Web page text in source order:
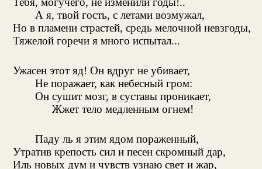
А я, твой гость, с летами возмужал,
Но в пламени страстей, средь мелочной невзгоды,
Тяжелой горечи я много испытал...
Ужасен этот яд! Он вдруг не убивает,
Не поражает, как небесный гром:
Он сушит мозг, в суставы проникает,
Жжет тело медленным огнем!
Паду ль я этим ядом пораженный,
Утратив крепость сил и песен скромный дар,
Иль новых дум и чувств узнаю свет и жар,